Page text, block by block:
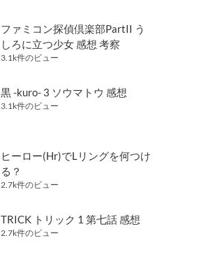
ファミコン探偵倶楽部PartII う
しろに立つ少女 感想 考察
3.1k件のビュー
黒 -kuro- 3 ソウマトウ 感想
3.1k件のビュー
ヒーロー(Hr)でLリングを何つけ
る？
2.7k件のビュー
TRICK トリック 1 第七話 感想
2.7k件のビュー